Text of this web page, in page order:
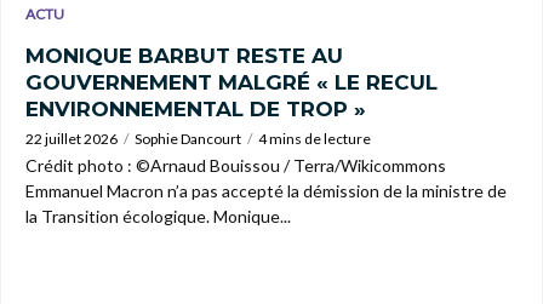
ACTU
MONIQUE BARBUT RESTE AU
GOUVERNEMENT MALGRÉ « LE RECUL
ENVIRONNEMENTAL DE TROP »
22 juillet 2026 Sophie Dancourt 4 mins de lecture
Crédit photo : ©Arnaud Bouissou / Terra/Wikicommons
Emmanuel Macron n’a pas accepté la démission de la ministre de
la Transition écologique. Monique...